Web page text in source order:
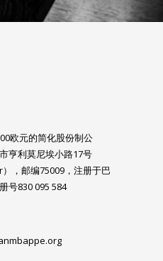
欧元的简化股份制公
亨利莫尼埃小路17号
，邮编75009，注册于巴
号830 095 584